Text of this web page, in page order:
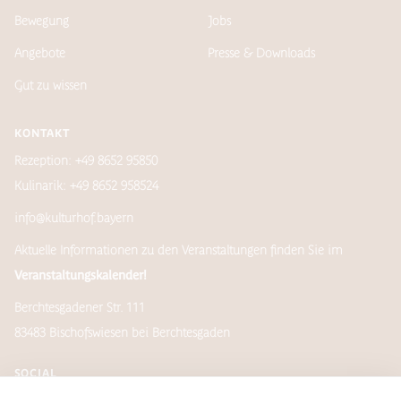
Bewegung
Angebote
Gut zu wissen
Jobs
Presse & Downloads
KONTAKT
Rezeption: +49 8652 95850
Kulinarik: +49 8652 958524
info@kulturhof.bayern
Aktuelle Informationen zu den Veranstaltungen finden Sie im
Veranstaltungskalender!
Berchtesgadener Str. 111
83483 Bischofswiesen bei Berchtesgaden
SOCIAL